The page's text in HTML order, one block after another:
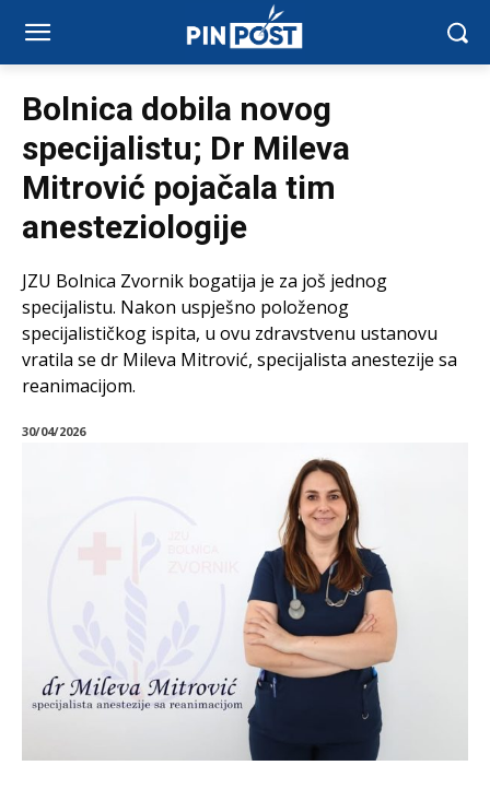
Bolnica dobila novog
specijalistu; Dr Mileva
Mitrović pojačala tim
anesteziologije
JZU Bolnica Zvornik bogatija je za još jednog
specijalistu. Nakon uspješno položenog
specijalističkog ispita, u ovu zdravstvenu ustanovu
vratila se dr Mileva Mitrović, specijalista anestezije sa
reanimacijom.
30/04/2026